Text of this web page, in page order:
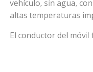
vehículo, sin agua,
altas temperaturas
El conductor del móvil